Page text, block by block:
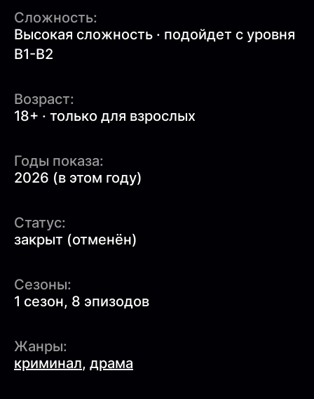
Сложность:
Высокая сложность · подойдет с уровня
B1-B2
Возраст:
18+ · только для взрослых
Годы показа:
2026 (в этом году)
Статус:
закрыт (отменён)
Сезоны:
1 сезон, 8 эпизодов
Жанры:
криминал, драма